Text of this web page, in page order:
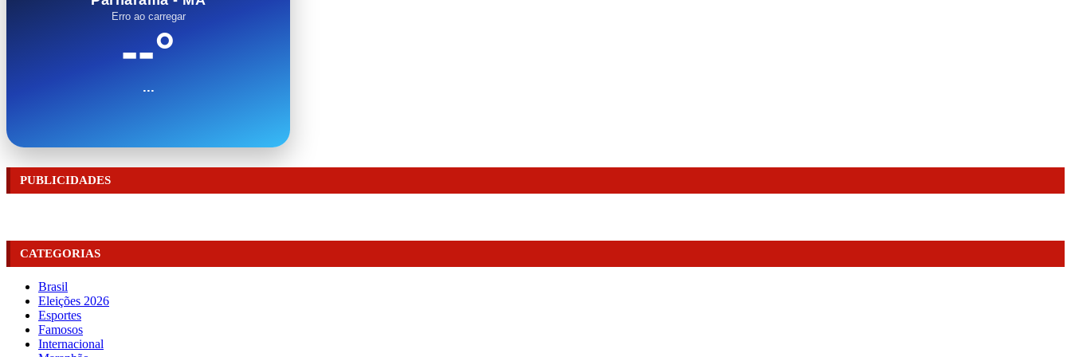
Erro ao carregar
--°
...
PUBLICIDADES
CATEGORIAS
Brasil
Eleições 2026
Esportes
Famosos
Internacional